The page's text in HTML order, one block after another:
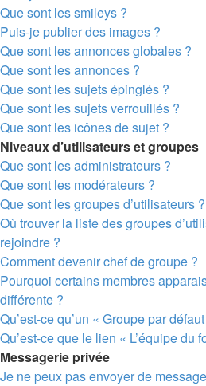
Que sont les smileys ?
Puis-je publier des images ?
Que sont les annonces globales ?
Que sont les annonces ?
Que sont les sujets épinglés ?
Que sont les sujets verrouillés ?
Que sont les icônes de sujet ?
Niveaux d’utilisateurs et groupes
Que sont les administrateurs ?
Que sont les modérateurs ?
Que sont les groupes d’utilisateurs ?
Où trouver la liste des groupes
rejoindre ?
Comment devenir chef de groupe ?
Pourquoi certains membres
différente ?
Qu’est-ce qu’un « Groupe par
Qu’est-ce que le lien « L’équipe du
Messagerie privée
Je ne peux pas envoyer de